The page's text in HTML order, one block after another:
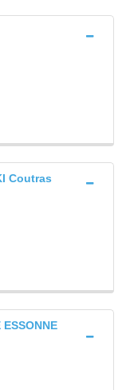
Coutras